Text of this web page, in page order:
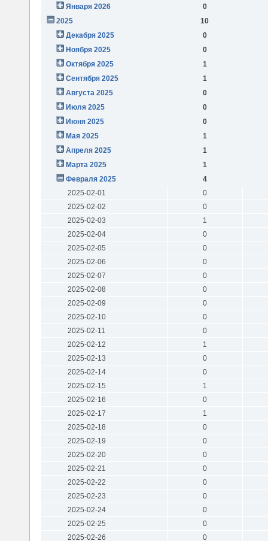
Января 2026
0
2025
10
Декабря 2025
0
Ноября 2025
0
Октября 2025
1
Сентября 2025
1
Августа 2025
0
Июля 2025
0
Июня 2025
0
Мая 2025
1
Апреля 2025
1
Марта 2025
1
Февраля 2025
4
2025-02-01
0
2025-02-02
0
2025-02-03
1
2025-02-04
0
2025-02-05
0
2025-02-06
0
2025-02-07
0
2025-02-08
0
2025-02-09
0
2025-02-10
0
2025-02-11
0
2025-02-12
1
2025-02-13
0
2025-02-14
0
2025-02-15
1
2025-02-16
0
2025-02-17
1
2025-02-18
0
2025-02-19
0
2025-02-20
0
2025-02-21
0
2025-02-22
0
2025-02-23
0
2025-02-24
0
2025-02-25
0
2025-02-26
0